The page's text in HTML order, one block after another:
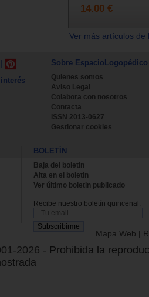
14.00 €
Ver más artículos
Sobre EspacioLogopédico
Quienes somos
Aviso Legal
Colabora con nosotros
Contacta
ISSN 2013-0627
Gestionar cookies
BOLETÍN
Baja del boletin
Alta en el boletin
Ver último boletin publicado
Recibe nuestro boletín quincenal.
Mapa Web |
2026 - Prohibida la